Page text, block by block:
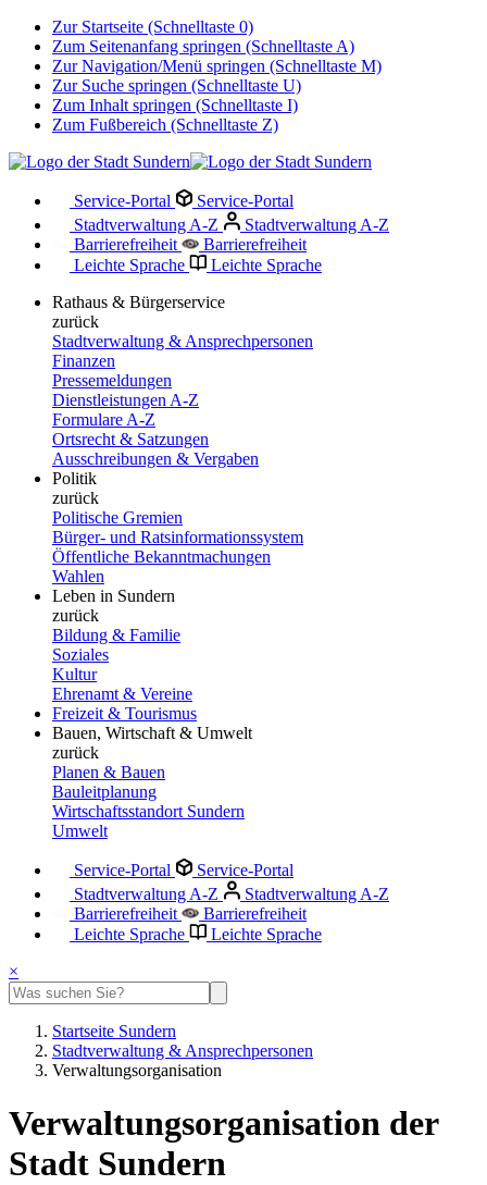
Zur Startseite (Schnelltaste 0)
Zum Seitenanfang springen (Schnelltaste A)
Zur Navigation/Menü springen (Schnelltaste M)
Zur Suche springen (Schnelltaste U)
Zum Inhalt springen (Schnelltaste I)
Zum Fußbereich (Schnelltaste Z)
Service-Portal
Service-Portal
Stadtverwaltung A-Z
Stadtverwaltung A-Z
Barrierefreiheit
Barrierefreiheit
Leichte Sprache
Leichte Sprache
Rathaus & Bürgerservice
zurück
Stadtverwaltung & Ansprechpersonen
Finanzen
Pressemeldungen
Dienstleistungen A-Z
Formulare A-Z
Ortsrecht & Satzungen
Ausschreibungen & Vergaben
Politik
zurück
Politische Gremien
Bürger- und Ratsinformationssystem
Öffentliche Bekanntmachungen
Wahlen
Leben in Sundern
zurück
Bildung & Familie
Soziales
Kultur
Ehrenamt & Vereine
Freizeit & Tourismus
Bauen, Wirtschaft & Umwelt
zurück
Planen & Bauen
Bauleitplanung
Wirtschaftsstandort Sundern
Umwelt
Service-Portal
Service-Portal
Stadtverwaltung A-Z
Stadtverwaltung A-Z
Barrierefreiheit
Barrierefreiheit
Leichte Sprache
Leichte Sprache
×
Startseite Sundern
Stadtverwaltung & Ansprechpersonen
Verwaltungsorganisation
Verwaltungsorganisation der
Stadt Sundern